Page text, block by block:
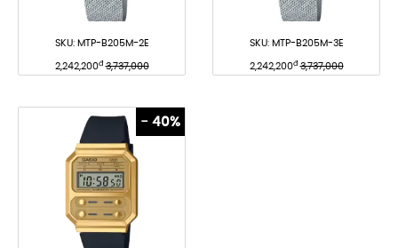
SKU:MTP-B205M-2E
2,242,200đ 3,737,000
SKU:MTP-B205M-3E
2,242,200đ 3,737,000
- 40%